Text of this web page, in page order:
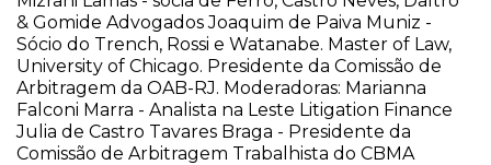
& Gomide Advogados Joaquim de Paiva Muniz -
Sócio do Trench, Rossi e Watanabe. Master of Law,
University of Chicago. Presidente da Comissão de
Arbitragem da OAB-RJ. Moderadoras: Marianna
Falconi Marra - Analista na Leste Litigation Finance
Julia de Castro Tavares Braga - Presidente da
Comissão de Arbitragem Trabalhista do CBMA